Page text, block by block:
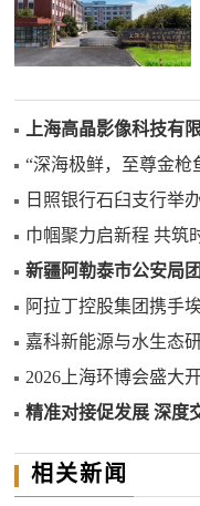
上海高晶影像科技有
牌
“深海极鲜，至尊金枪
日照银行石臼支行举
微企业合规发展
巾帼聚力启新程 共
次组委会筹备会圆满
新疆阿勒泰市公安局
工作法 打造新时代“
阿拉丁控股集团携手
作新篇章
嘉科新能源与水生态
2026上海环博会盛大
精准对接促发展 深度
相关新闻